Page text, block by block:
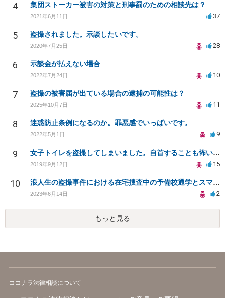
4 集団ストーカー被害の対策と刑事罰のための相談先は？
2021年6月11日 37
5 盗撮されました。示談したいです。
2020年7月25日 28
6 示談金が払えない場合
2022年7月24日 10
7 盗撮の被害届が出ている場合の逮捕の可能性は？
2025年10月7日 11
8 迷惑防止条例になるのか。罪悪感でいっぱいです。
2022年5月1日 9
9 女子トイレを盗撮してしまいました。自首することも怖いです。どうすれば良いでしょうか。
2019年9月12日 15
10 浪人生の盗撮事件における在宅捜査中の予備校通学とスマートフォン押収について
2023年6月14日 2
もっと見る
ココナラ法律相談について